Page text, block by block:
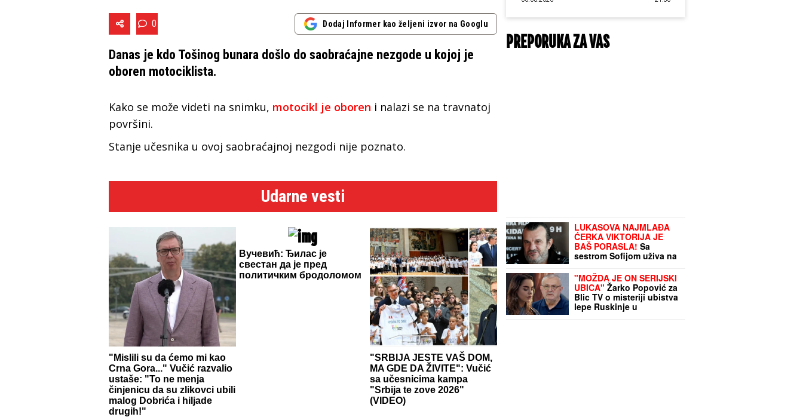
0 Dodaj Informer kao željeni izvor na Googlu
Danas je kdo Tošinog bunara došlo do saobraćajne nezgode u kojoj je
oboren motociklista.
Kako se može videti na snimku, motocikl je oboren i nalazi se na travnatoj
površini.
Stanje učesnika u ovoj saobraćajnoj nezgodi nije poznato.
Udarne vesti
"Mislili su da ćemo mi kao
Crna Gora..." Vučić razvalio
ustaše: "To ne menja
činjenicu da su zlikovci ubili
malog Dobrića i hiljade
drugih!"
Вучевић: Ђилас је
свестан да је пред
политичким бродоломом
"SRBIJA JESTE VAŠ DOM,
MA GDE DA ŽIVITE": Vučić
sa učesnicima kampa
"Srbija te zove 2026"
(VIDEO)
PREPORUKA ZA VAS
LUKASOVA NAJMLAĐA
ĆERKA VIKTORIJA JE
BAŠ PORASLA! Sa
sestrom Sofijom uživa na
moru: Ponosna mama
Sonja pokazala fotke,
puno joj srce
"MOŽDA JE ON SERIJSKI
UBICA" Žarko Popović za
Blic TV o misteriji ubistva
lepe Ruskinje u
Beogradu: "Treba